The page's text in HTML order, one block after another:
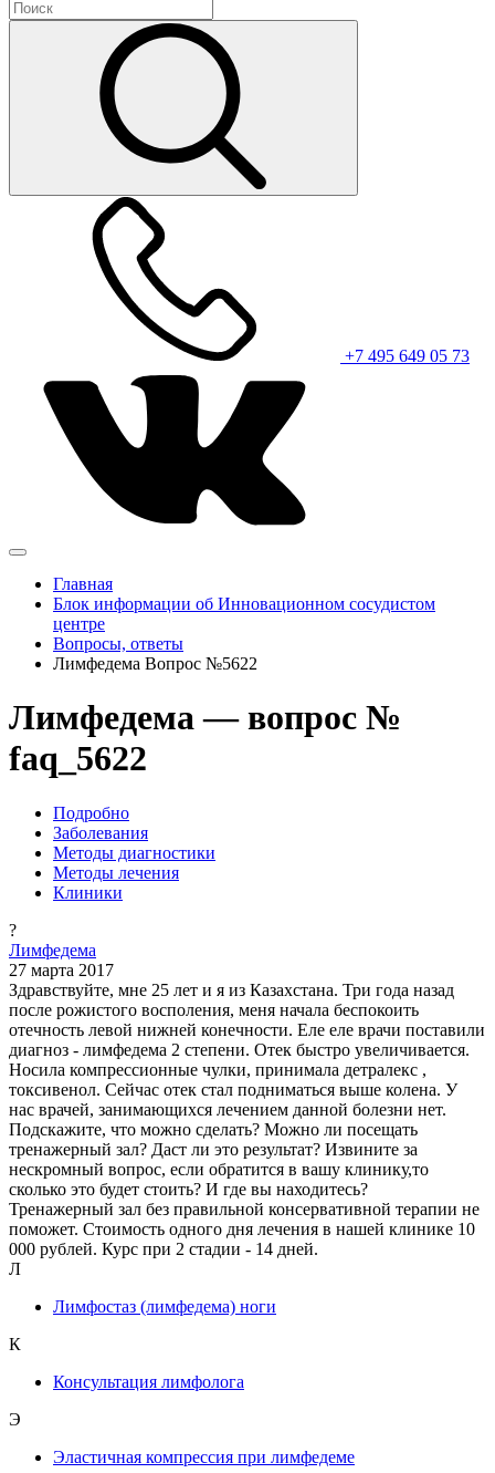
+7 495 649 05 73
Главная
Блок информации об Инновационном сосудистом
центре
Вопросы, ответы
Лимфедема Вопрос №5622
Лимфедема — вопрос №
faq_5622
Подробно
Заболевания
Методы диагностики
Методы лечения
Клиники
?
Лимфедема
27 марта 2017
Здравствуйте, мне 25 лет и я из Казахстана. Три года назад
после рожистого восполения, меня начала беспокоить
отечность левой нижней конечности. Еле еле врачи поставили
диагноз - лимфедема 2 степени. Отек быстро увеличивается.
Носила компрессионные чулки, принимала детралекс ,
токсивенол. Сейчас отек стал подниматься выше колена. У
нас врачей, занимающихся лечением данной болезни нет.
Подскажите, что можно сделать? Можно ли посещать
тренажерный зал? Даст ли это результат? Извините за
нескромный вопрос, если обратится в вашу клинику,то
сколько это будет стоить? И где вы находитесь?
Тренажерный зал без правильной консервативной терапии не
поможет. Стоимость одного дня лечения в нашей клинике 10
000 рублей. Курс при 2 стадии - 14 дней.
Л
Лимфостаз (лимфедема) ноги
К
Консультация лимфолога
Э
Эластичная компрессия при лимфедеме